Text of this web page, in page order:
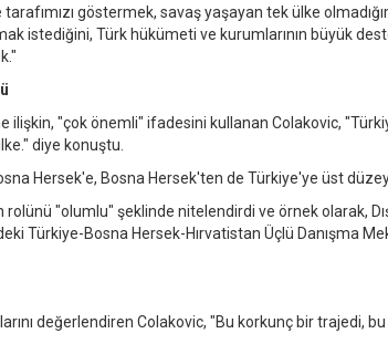
göstermek, savaş yaşayan tek ülke
istediğini, Türk hükümeti ve kurumlarının büyük
ilişkin, "çok önemli" ifadesini kullanan Colakovic,
diye konuştu.
Hersek'e, Bosna Hersek'ten de Türkiye'ye üst düzey
"olumlu" şeklinde nitelendirdi ve örnek olarak,
Türkiye-Bosna Hersek-Hırvatistan Üçlü Danışma
değerlendiren Colakovic, "Bu korkunç bir trajedi,